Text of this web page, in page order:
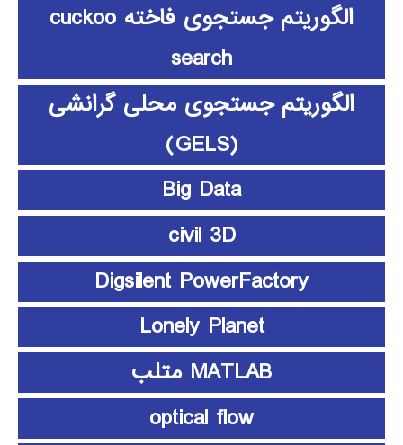
الگوریتم جستجوی فاخته cuckoo
search
الگوریتم جستجوی محلی گرانشی
(GELS)
Big Data
civil 3D
Digsilent PowerFactory
Lonely Planet
MATLAB متلب
optical flow